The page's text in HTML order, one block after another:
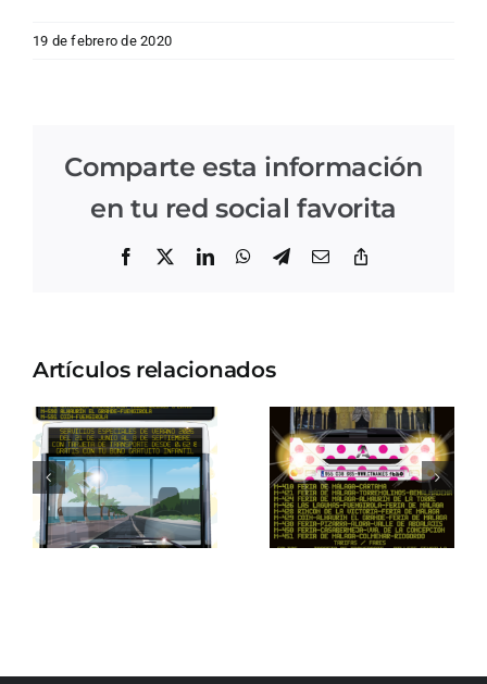
19 de febrero de 2020
Comparte esta información
en tu red social favorita
Facebook LinkedInWhatsApp
Telegram
Correo
Artículos relacionados